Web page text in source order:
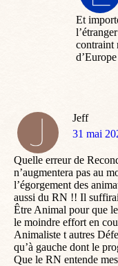
Et
contraint
Jeff
dit
31 mai
Quelle erreur de
n’augmentera pas au
l’égorgement des
aussi du RN !! Il
Être Animal pour que
le moindre effort en
Animaliste t autres
qu’à gauche dont le
Que le RN entende